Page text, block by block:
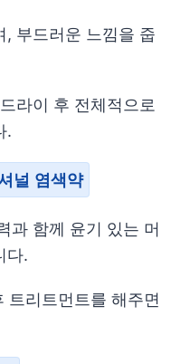
, 부드러운 느낌을 줍
라이 후 전체적으로
.
널 염색약
과 함께 윤기 있는 머
다.
트리트먼트를 해주면